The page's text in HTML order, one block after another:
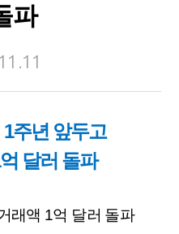
파
주년 앞두고
달러 돌파
래액 1억 달러 돌파